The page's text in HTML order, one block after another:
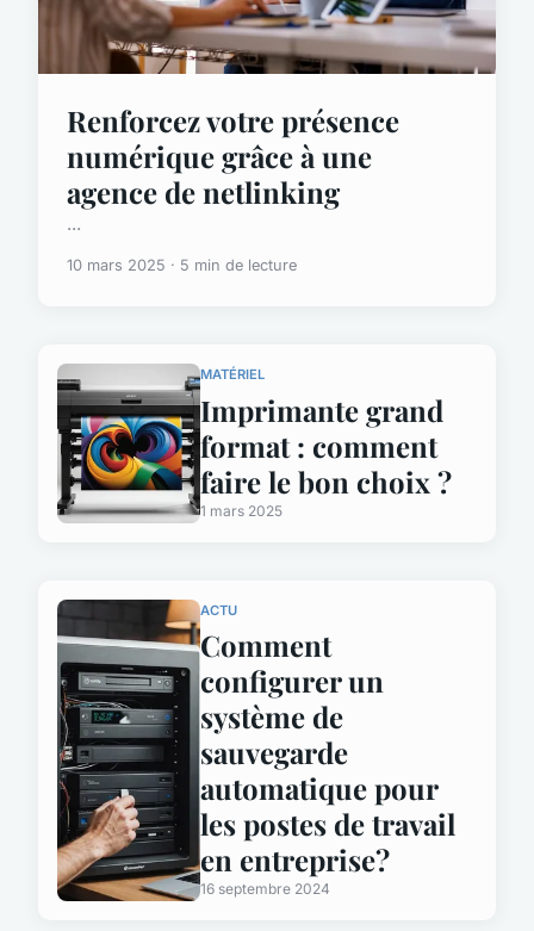
Renforcez votre présence
numérique grâce à une
agence de netlinking
...
10 mars 2025 · 5 min de lecture
MATÉRIEL
Imprimante grand
format : comment
faire le bon choix ?
1 mars 2025
ACTU
Comment
configurer un
système de
sauvegarde
automatique pour
les postes de travail
en entreprise?
16 septembre 2024